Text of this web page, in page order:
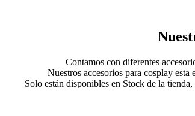
Contamos con diferentes
Nuestros accesorios para cosplay
Solo están disponibles en Stock de la